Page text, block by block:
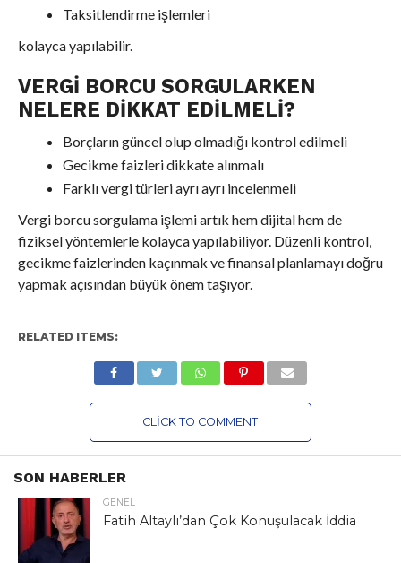
Taksitlendirme işlemleri
kolayca yapılabilir.
VERGI BORCU SORGULARKEN
NELERE DIKKAT EDILMELI?
Borçların güncel olup olmadığı kontrol edilmeli
Gecikme faizleri dikkate alınmalı
Farklı vergi türleri ayrı ayrı incelenmeli
Vergi borcu sorgulama işlemi artık hem dijital hem de
fiziksel yöntemlerle kolayca yapılabiliyor. Düzenli kontrol,
gecikme faizlerinden kaçınmak ve finansal planlamayı doğru
yapmak açısından büyük önem taşıyor.
RELATED ITEMS:
CLICK TO COMMENT
SON HABERLER
GENEL
Fatih Altaylı’dan Çok Konuşulacak İddia